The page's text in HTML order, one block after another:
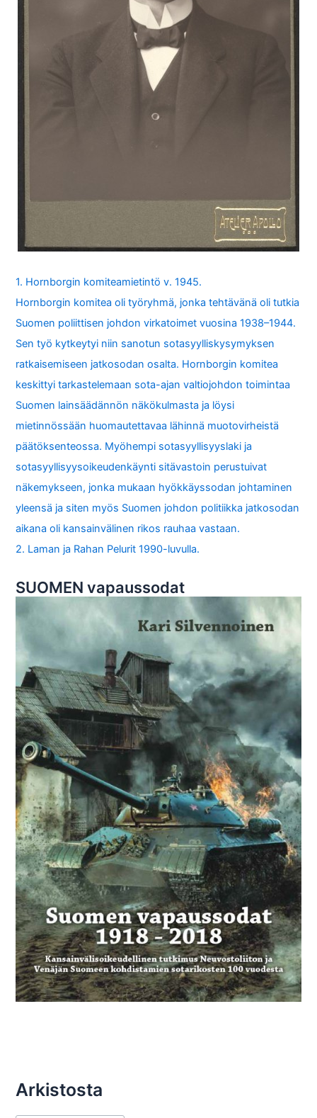
1. Hornborgin komiteamietintö v. 1945.
Hornborgin komitea oli työryhmä, jonka tehtävänä oli tutkia
Suomen poliittisen johdon virkatoimet vuosina 1938–1944.
Sen työ kytkeytyi niin sanotun sotasyylliskysymyksen
ratkaisemiseen jatkosodan osalta. Hornborgin komitea
keskittyi tarkastelemaan sota-ajan valtiojohdon toimintaa
Suomen lainsäädännön näkökulmasta ja löysi
mietinnössään huomautettavaa lähinnä muotovirheistä
päätöksenteossa. Myöhempi sotasyyllisyyslaki ja
sotasyyllisyysoikeudenkäynti sitävastoin perustuivat
näkemykseen, jonka mukaan hyökkäyssodan johtaminen
yleensä ja siten myös Suomen johdon politiikka jatkosodan
aikana oli kansainvälinen rikos rauhaa vastaan.
2. Laman ja Rahan Pelurit 1990-luvulla.
SUOMEN vapaussodat
Arkistosta